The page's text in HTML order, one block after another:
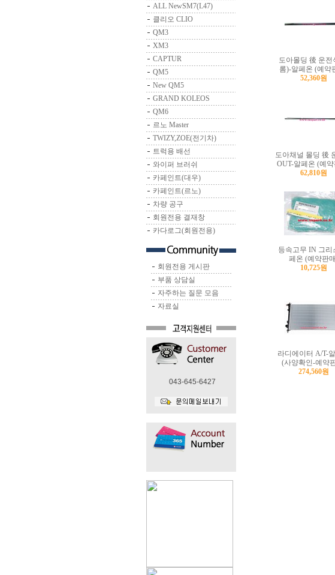
ALL NewSM7(L47)
클리오 CLIO
QM3
XM3
CAPTUR
QM5
New QM5
GRAND KOLEOS
QM6
르노 Master
TWIZY,ZOE(전기차)
트럭용 배선
와이퍼 브러쉬
카페인트(대우)
카페인트(르노)
차량 공구
회원전용 결재창
카다로그(회원전용)
회원전용 게시판
부품 상담실
자주하는 질문 모음
자료실
043-645-6427
도아몰딩 後 운전
롬)-알페온 (예약
52,360원
도아채널 몰딩 後
OUT-알페온 (예
62,810원
등속고무 IN 그리
페온 (예약판
10,725원
라디에이터 A/T-
(사양확인-예약
274,560원